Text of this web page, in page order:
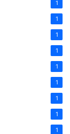
1
1
1
1
1
1
1
1
1